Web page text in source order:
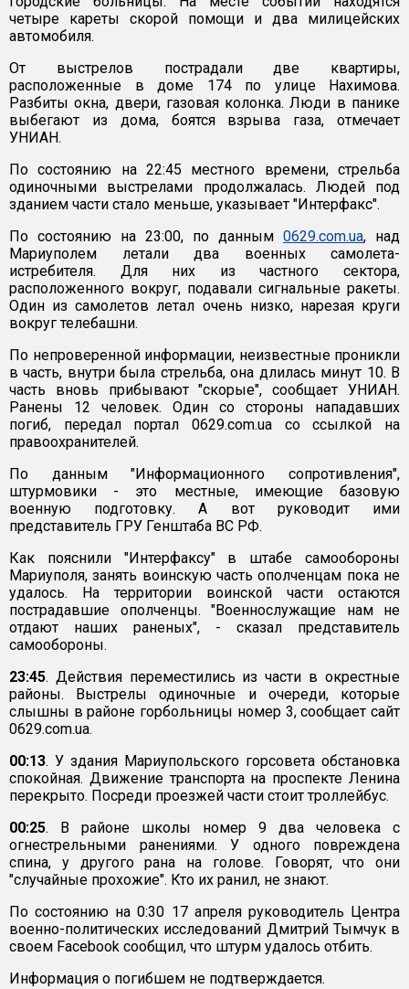
четыре кареты скорой помощи и два милицейских
автомобиля.
От выстрелов пострадали две квартиры,
расположенные в доме 174 по улице Нахимова.
Разбиты окна, двери, газовая колонка. Люди в панике
выбегают из дома, боятся взрыва газа, отмечает
УНИАН.
По состоянию на 22:45 местного времени, стрельба
одиночными выстрелами продолжалась. Людей под
зданием части стало меньше, указывает "Интерфакс".
По состоянию на 23:00, по данным 0629.com.ua, над
Мариуполем летали два военных самолета-
истребителя. Для них из частного сектора,
расположенного вокруг, подавали сигнальные ракеты.
Один из самолетов летал очень низко, нарезая круги
вокруг телебашни.
По непроверенной информации, неизвестные проникли
в часть, внутри была стрельба, она длилась минут 10. В
часть вновь прибывают "скорые", сообщает УНИАН.
Ранены 12 человек. Один со стороны нападавших
погиб, передал портал 0629.com.ua со ссылкой на
правоохранителей.
По данным "Информационного сопротивления",
штурмовики - это местные, имеющие базовую
военную подготовку. А вот руководит ими
представитель ГРУ Генштаба ВС РФ.
Как пояснили "Интерфаксу" в штабе самообороны
Мариуполя, занять воинскую часть ополченцам пока не
удалось. На территории воинской части остаются
пострадавшие ополченцы. "Военнослужащие нам не
отдают наших раненых", - сказал представитель
самообороны.
23:45. Действия переместились из части в окрестные
районы. Выстрелы одиночные и очереди, которые
слышны в районе горбольницы номер 3, сообщает сайт
0629.com.ua.
00:13. У здания Мариупольского горсовета обстановка
спокойная. Движение транспорта на проспекте Ленина
перекрыто. Посреди проезжей части стоит троллейбус.
00:25. В районе школы номер 9 два человека с
огнестрельными ранениями. У одного повреждена
спина, у другого рана на голове. Говорят, что они
"случайные прохожие". Кто их ранил, не знают.
По состоянию на 0:30 17 апреля руководитель Центра
военно-политических исследований Дмитрий Тымчук в
своем Facebook сообщил, что штурм удалось отбить.
Информация о погибшем не подтверждается.